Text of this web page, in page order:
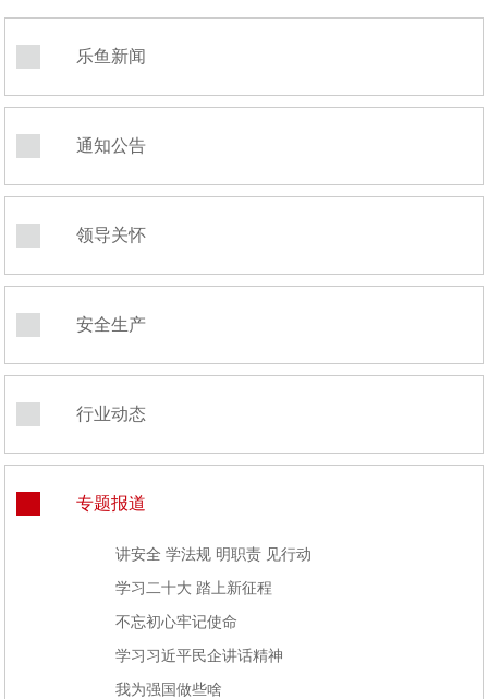
乐鱼新闻
通知公告
领导关怀
安全生产
行业动态
专题报道
讲安全 学法规 明职责 见行动
学习二十大 踏上新征程
不忘初心牢记使命
学习习近平民企讲话精神
我为强国做些啥